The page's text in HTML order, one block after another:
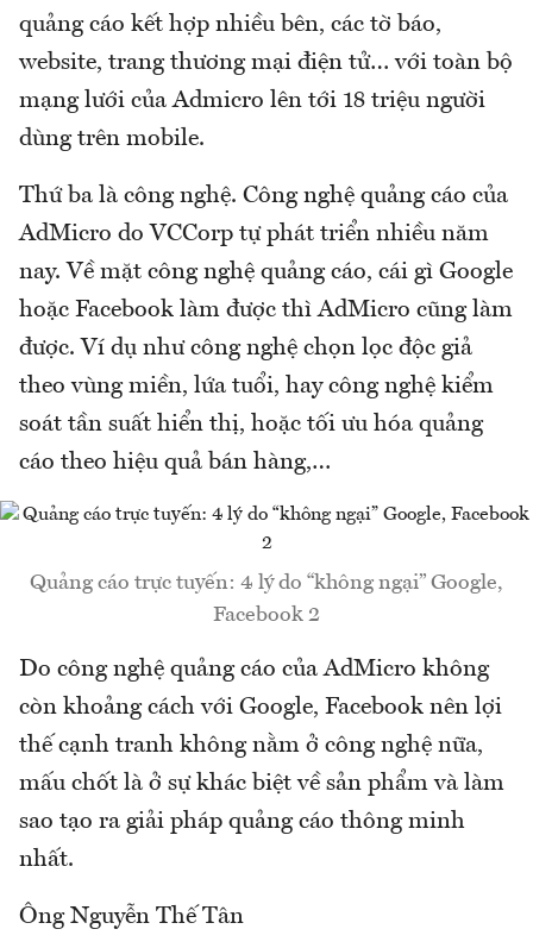
quảng cáo kết hợp nhiều bên, các tờ báo,
website, trang thương mại điện tử… với toàn bộ
mạng lưới của Admicro lên tới 18 triệu người
dùng trên mobile.
Thứ ba là công nghệ. Công nghệ quảng cáo của
AdMicro do VCCorp tự phát triển nhiều năm
nay. Về mặt công nghệ quảng cáo, cái gì Google
hoặc Facebook làm được thì AdMicro cũng làm
được. Ví dụ như công nghệ chọn lọc độc giả
theo vùng miền, lứa tuổi, hay công nghệ kiểm
soát tần suất hiển thị, hoặc tối ưu hóa quảng
cáo theo hiệu quả bán hàng,…
Quảng cáo trực tuyến: 4 lý do “không ngại” Google,
Facebook 2
Do công nghệ quảng cáo của AdMicro không
còn khoảng cách với Google, Facebook nên lợi
thế cạnh tranh không nằm ở công nghệ nữa,
mấu chốt là ở sự khác biệt về sản phẩm và làm
sao tạo ra giải pháp quảng cáo thông minh
nhất.
Ông Nguyễn Thế Tân